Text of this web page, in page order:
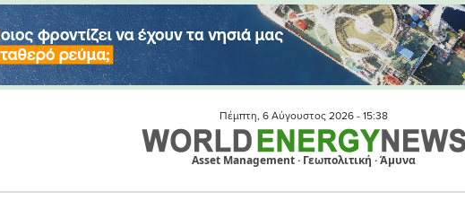
Πέμπτη, 6 Αύγουστος 2026 - 15:38
Asset Management · Γεωπολιτική · Άμυνα